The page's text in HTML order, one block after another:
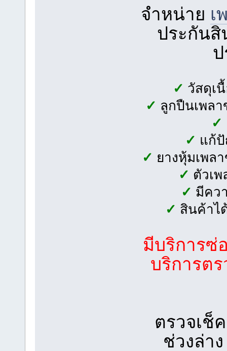
จำหน่าย เ
ประกันสิ
✓ วัสดุเ
✓ ลูกปืนเพล
✓
✓ แก้
✓ ยางหุ้มเพล
✓ ตัวเ
✓ มีคว
✓ สินค้าไ
มีบริการซ่
บริการต
ตรวจเช็
ช่วงล่า